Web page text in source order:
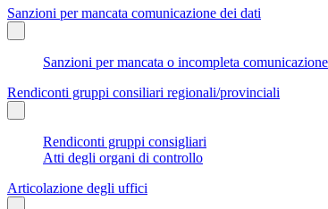
Sanzioni per mancata comunicazione dei dati
Sanzioni per mancata o incompleta
Rendiconti gruppi consiliari regionali/provinciali
Rendiconti gruppi consigliari
Atti degli organi di controllo
Articolazione degli uffici